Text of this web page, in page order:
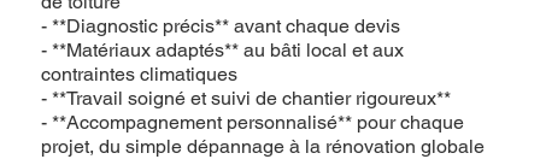
- **Diagnostic précis** avant chaque devis
- **Matériaux adaptés** au bâti local et aux
contraintes climatiques
- **Travail soigné et suivi de chantier rigoureux**
- **Accompagnement personnalisé** pour chaque
projet, du simple dépannage à la rénovation globale